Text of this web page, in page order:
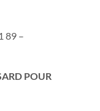
89 –
POUR